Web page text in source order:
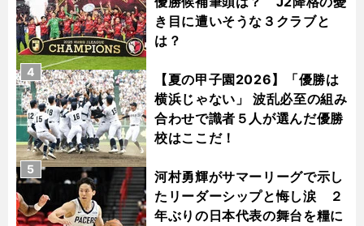
き目に遭いそうな３クラブと
は？
【夏の甲子園2026】「優勝は
横浜じゃない」 波乱必至の組み
合わせで識者５人が選んだ優勝
校はここだ！
4
河村勇輝がサマーリーグで示し
たリーダーシップと悔し涙 ２
年ぶりの日本代表の舞台を糧に
5